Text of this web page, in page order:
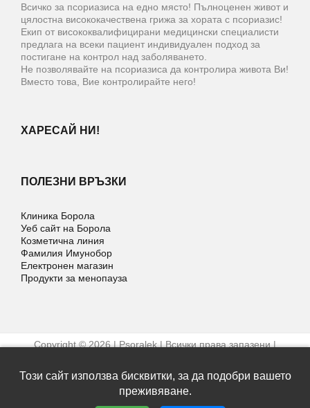
Всичко за псориазиса на едно място! Пълноценен живот и
цялостна висококачествена грижа за хората с псориазис!
Екип от висококвалифицирани медицински специалисти
предлага на всеки пациент индивидуален подход за
постигане на контрол над заболяването.
Не позволявайте на псориазиса да контролира живота Ви!
Вместо това, Вие контролирайте него!
ХАРЕСАЙ НИ!
ПОЛЕЗНИ ВРЪЗКИ
Клиника Борола
Уеб сайт на Борола
Козметична линия
Фамилия Имунобор
Електронен магазин
Продукти за менопауза
Copyright © 2026 | Psoralek | Всички права запазени |
Уеб дизайн и SEO от Трибест
Този сайт използва бисквитки, за да подобри вашето
преживяване.